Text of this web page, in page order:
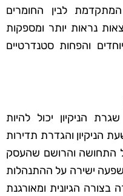
המתקדמת לבין החומרים
נראות יותר ומספקות
והפחות סטנדרטיים
הניקיון יכול להיות
הניקיון והגדרת תדירות
התחושה והרושם שהעסק
ישירה על ההתנהלות
הגיונית ומאורגנת